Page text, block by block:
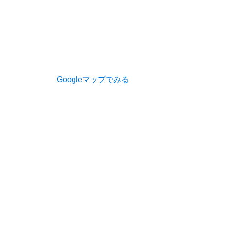
Googleマップでみる